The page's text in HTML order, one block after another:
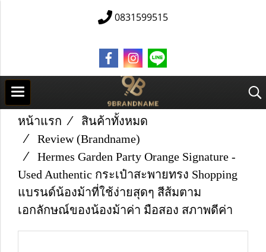
0831599515
หน้าแรก
สินค้าทั้งหมด
Review (Brandname)
Hermes Garden Party Orange Signature -
Used Authentic กระเป๋าสะพายทรง Shopping
แบรนด์น้องม้าที่ใช้ง่ายสุดๆ สีส้มตาม
เอกลักษณ์ของน้องม้าค่า มือสอง สภาพดีค่า